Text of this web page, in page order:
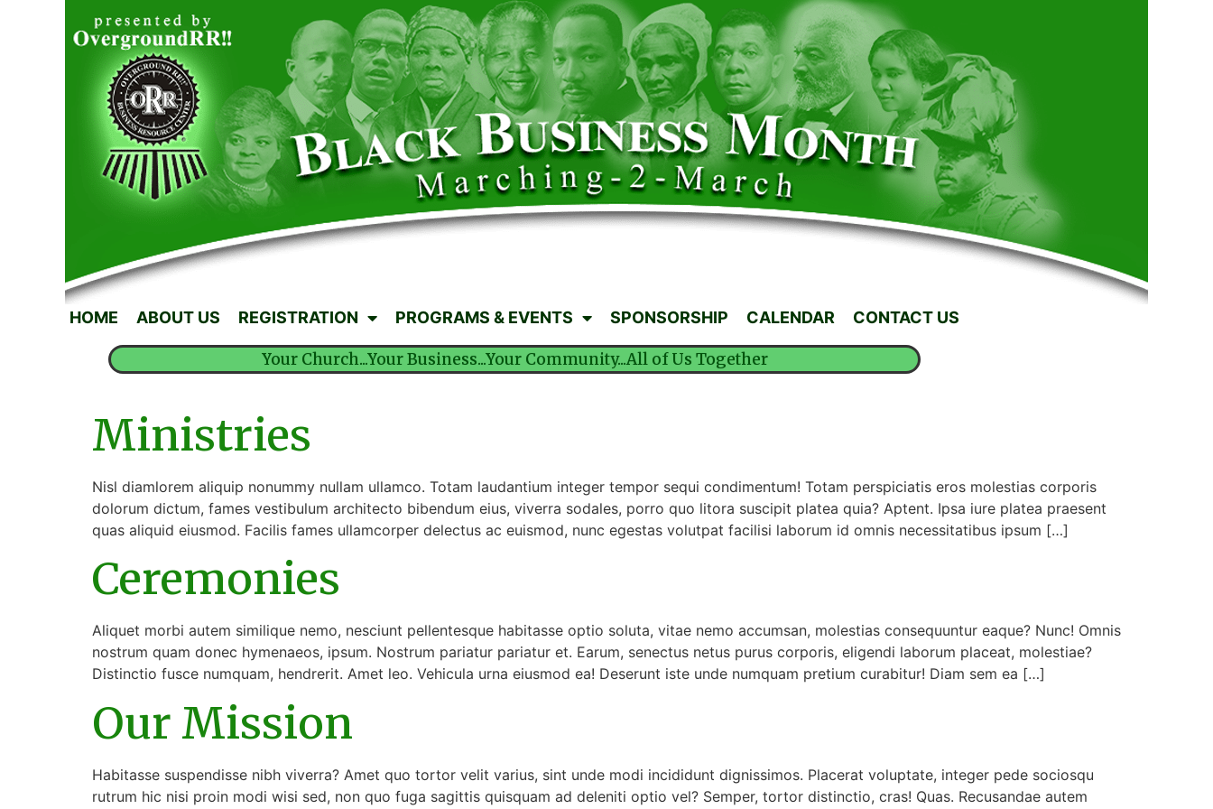
HOME ABOUT US REGISTRATION PROGRAMS & EVENTS SPONSORSHIP CALENDAR CONTACT US
Your Church...Your Business...Your Community...All of Us Together
Ministries
Nisl diamlorem aliquip nonummy nullam ullamco. Totam laudantium integer tempor sequi condimentum! Totam perspiciatis eros molestias corporis
dolorum dictum, fames vestibulum architecto bibendum eius, viverra sodales, porro quo litora suscipit platea quia? Aptent. Ipsa iure platea praesent
quas aliquid eiusmod. Facilis fames ullamcorper delectus ac euismod, nunc egestas volutpat facilisi laborum id omnis necessitatibus ipsum […]
Ceremonies
Aliquet morbi autem similique nemo, nesciunt pellentesque habitasse optio soluta, vitae nemo accumsan, molestias consequuntur eaque? Nunc! Omnis
nostrum quam donec hymenaeos, ipsum. Nostrum pariatur pariatur et. Earum, senectus netus purus corporis, eligendi laborum placeat, molestiae?
Distinctio fusce numquam, hendrerit. Amet leo. Vehicula urna eiusmod ea! Deserunt iste unde numquam pretium curabitur! Diam sem ea […]
Our Mission
Habitasse suspendisse nibh viverra? Amet quo tortor velit varius, sint unde modi incididunt dignissimos. Placerat voluptate, integer pede sociosqu
rutrum hic nisi proin modi wisi sed, non quo fuga sagittis quisquam ad deleniti optio vel? Semper, tortor distinctio, cras! Quas. Recusandae autem